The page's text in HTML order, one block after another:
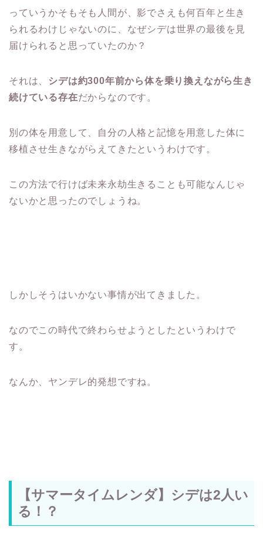
っていうかそもそも人間が、影でさえも何百年と生き
られるわけじゃないのに、なぜシデは世界の最後を見
届けられると思っていたのか？
それは、
シデは約300年前から体を乗り換えながら生き
続けている存在だからなのです。
別の体を用意して、自分の人格と記憶を用意した体に
移植させ生きながらえてきたというわけです。
この方法で行けば未来永劫生きることも可能なんじゃ
ないかと思ったのでしょうね。
しかしそうはいかない事情が出てきました。
なのでこの時代で終わらせようとしたというわけで
す。
なんか、ヤンデレ的発想ですね。
【サマータイムレンダ】シデは2人い
る！？